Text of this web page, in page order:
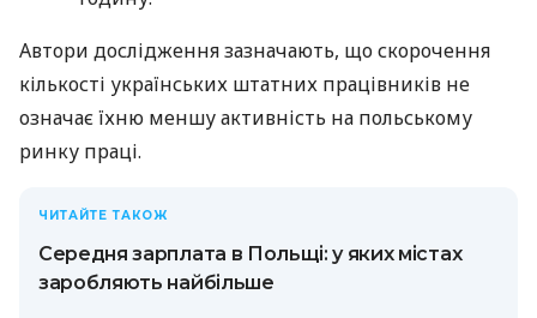
Автори дослідження зазначають, що скорочення
кількості українських штатних працівників не
означає їхню меншу активність на польському
ринку праці.
ЧИТАЙТЕ ТАКОЖ
Середня зарплата в Польщі: у яких містах
заробляють найбільше